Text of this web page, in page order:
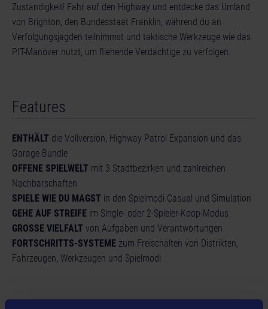
Zuständigkeit! Fahr auf den Highway und entdecke das Umland
von Brighton, den Bundesstaat Franklin, während du an
Verfolgungsjagden teilnimmst und taktische Werkzeuge wie das
PIT-Manöver nutzt, um fliehende Verdächtige zu verfolgen.
Features
ENTHÄLT die Vollversion, Highway Patrol Expansion und das
Garage Bundle
OFFENE SPIELWELT mit 3 Stadtbezirken und zahlreichen
Nachbarschaften
SPIELE WIE DU MAGST in den Spielmodi Casual und Simulation
GEHE AUF STREIFE im Single- oder 2-Spieler-Koop-Modus
GROSSE VIELFALT von Aufgaben und Verantwortungen
FORTSCHRITTS-SYSTEME zum Freischalten von Distrikten,
Fahrzeugen, Werkzeugen und Spielmodi